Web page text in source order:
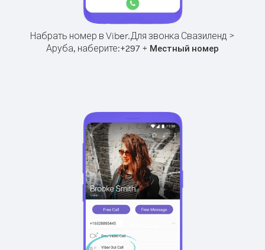
Набрать номер в Viber.Для звонка Свазиленд >
Аруба, наберите:+297 + Местный номер